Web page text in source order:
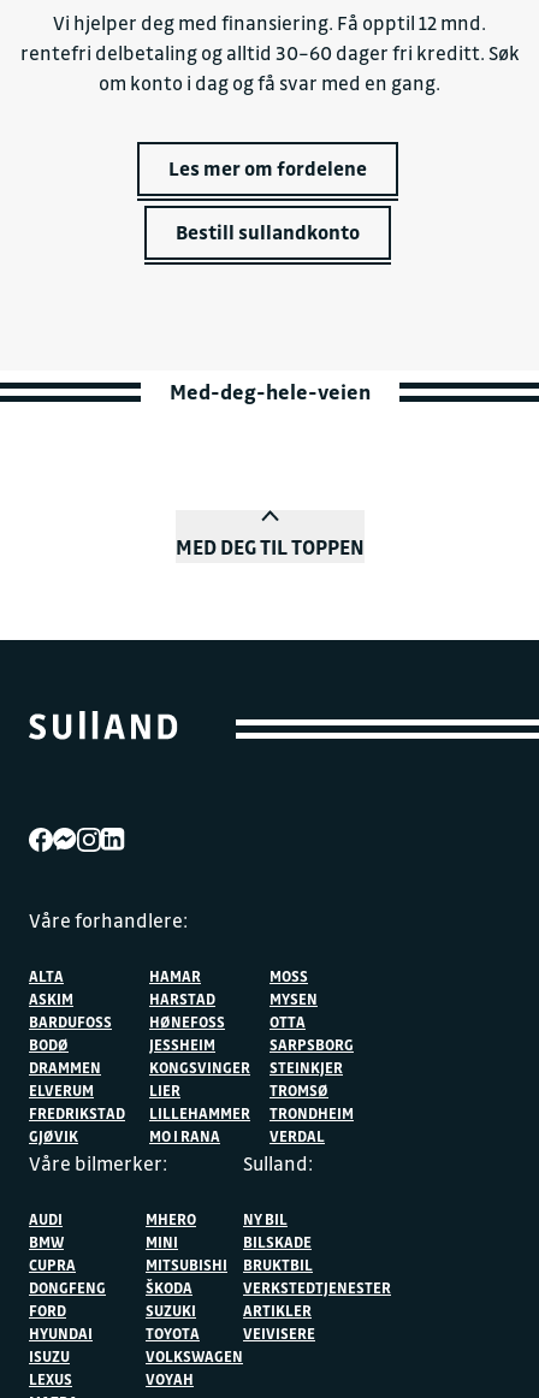
Vi hjelper deg med finansiering. Få opptil 12 mnd.
rentefri delbetaling og alltid 30–60 dager fri kreditt. Søk
om konto i dag og få svar med en gang.
Les mer om fordelene
Bestill sullandkonto
Med-deg-hele-veien
MED DEG TIL TOPPEN
Våre forhandlere:
ALTA
ASKIM
BARDUFOSS
BODØ
DRAMMEN
ELVERUM
FREDRIKSTAD
GJØVIK
HAMAR
HARSTAD
HØNEFOSS
JESSHEIM
KONGSVINGER
LIER
LILLEHAMMER
MO I RANA
MOSS
MYSEN
OTTA
SARPSBORG
STEINKJER
TROMSØ
TRONDHEIM
VERDAL
Våre bilmerker:
AUDI
BMW
CUPRA
DONGFENG
FORD
HYUNDAI
ISUZU
LEXUS
MHERO
MINI
MITSUBISHI
ŠKODA
SUZUKI
TOYOTA
VOLKSWAGEN
VOYAH
Sulland:
NY BIL
BILSKADE
BRUKTBIL
VERKSTEDTJENESTER
ARTIKLER
VEIVISERE